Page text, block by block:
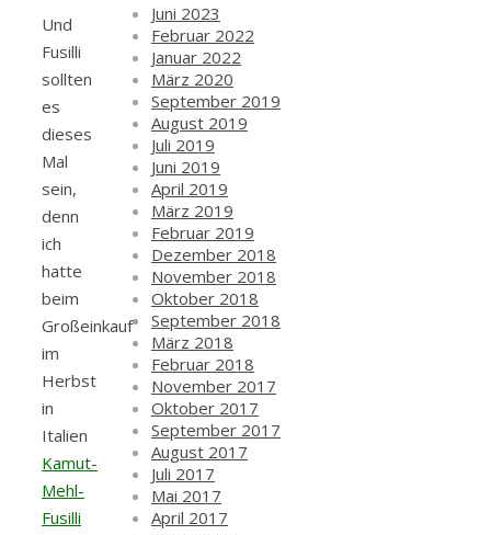
Und
Fusilli
sollten
es
dieses
Mal
sein,
denn
ich
hatte
beim
Großeinkauf
im
Herbst
in
Italien
Kamut-
Mehl-
Fusilli
Juni 2023
Februar 2022
Januar 2022
März 2020
September 2019
August 2019
Juli 2019
Juni 2019
April 2019
März 2019
Februar 2019
Dezember 2018
November 2018
Oktober 2018
September 2018
März 2018
Februar 2018
November 2017
Oktober 2017
September 2017
August 2017
Juli 2017
Mai 2017
April 2017